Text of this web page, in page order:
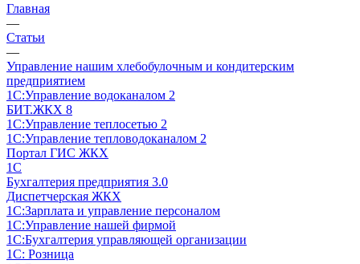
Главная
—
Статьи
—
Управление нашим хлебобулочным и кондитерским
предприятием
1С:Управление водоканалом 2
БИТ.ЖКХ 8
1С:Управление теплосетью 2
1С:Управление тепловодоканалом 2
Портал ГИС ЖКХ
1С
Бухгалтерия предприятия 3.0
Диспетчерская ЖКХ
1С:Зарплата и управление персоналом
1С:Управление нашей фирмой
1С:Бухгалтерия управляющей организации
1С: Розница